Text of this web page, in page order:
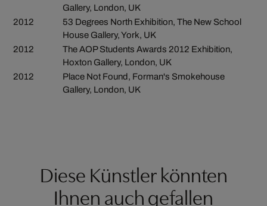
Gallery, London, UK
2012
53 Degrees North Exhibition, The New School
House Gallery, York, UK
2012
The AOP Students Awards 2012 Exhibition,
Hoxton Gallery, London, UK
2012
Place Not Found, Forman's Smokehouse
Gallery, London, UK
Diese Künstler könnten
Ihnen auch gefallen